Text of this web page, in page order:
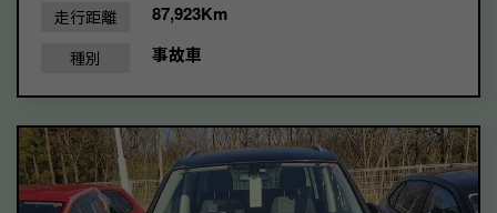
走行距離 87,923Km
種別 事故車